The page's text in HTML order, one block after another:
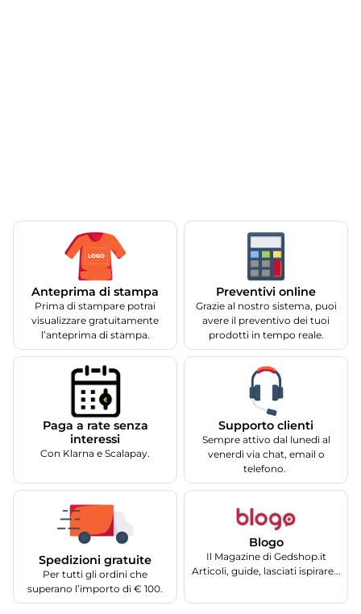
Anteprima di stampa
Prima di stampare potrai
visualizzare gratuitamente
l’anteprima di stampa.
Preventivi online
Grazie al nostro sistema, puoi
avere il preventivo dei tuoi
prodotti in tempo reale.
Paga a rate senza
interessi
Con Klarna e Scalapay.
Supporto clienti
Sempre attivo dal lunedì al
venerdì via chat, email o
telefono.
Spedizioni gratuite
Per tutti gli ordini che
superano l’importo di € 100.
Blogo
Il Magazine di Gedshop.it
Articoli, guide, lasciati ispirare...